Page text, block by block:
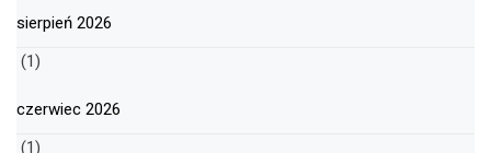
sierpień 2026
(1)
czerwiec 2026
(1)